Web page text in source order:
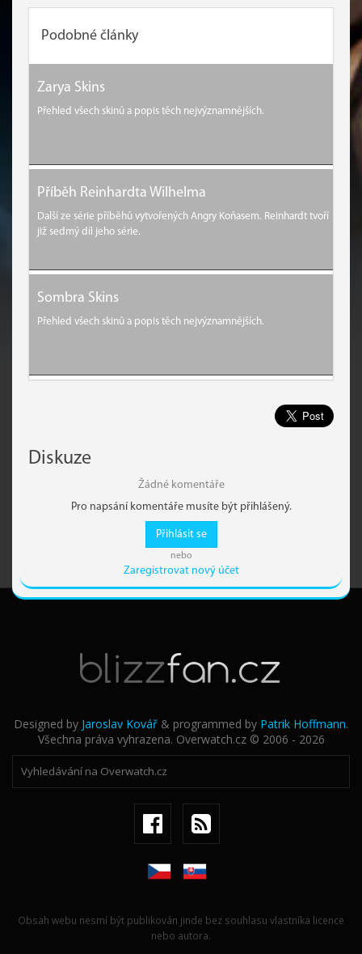
Podobné články
Zarya Skins
Přehled všech skinů a popis těch nejvýznamnějších.
Příběh Reinhardta Wilhelma
Další ze série příběhů vytvořených Angry Koňasem. Reinhardt tvoří
již sedmý díl jeho série.
Sombra Skins
Přehled všech skinů a popis těch nejvýznamnějších.
Diskuze
Žádné komentáře
Pro napsání komentáře musíte být přihlášený.
Přihlásit se
nebo
Zaregistrovat nový účet
Designed by Jaroslav Kovář & programmed by Patrik Hoffmann.
Všechna práva vyhrazena. Overwatch.cz © 2006 - 2026
Obsah webu nesmí být publikován jinde bez souhlasu vlastníka licence
nebo autora.